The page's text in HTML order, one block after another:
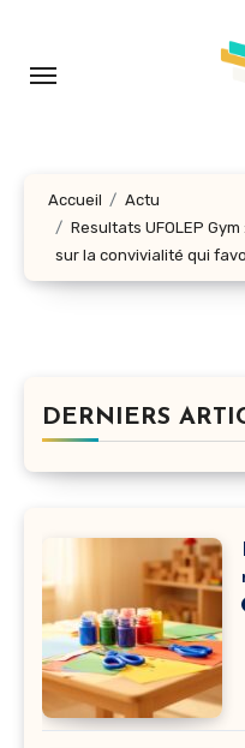
contenu
Accueil
Actu
Resultats UFOLEP
sur la convivialité qui
DERNIERS